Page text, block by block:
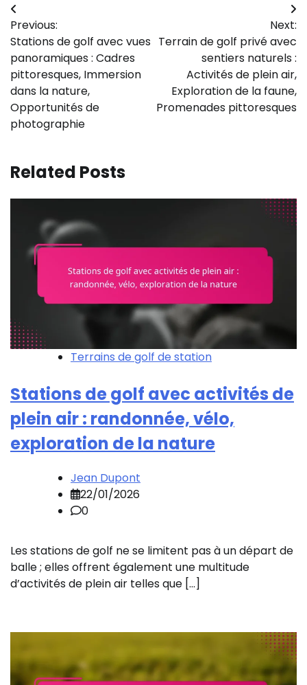
Post
navigation
Previous:
Stations de golf avec vues
panoramiques : Cadres
pittoresques, Immersion
dans la nature,
Opportunités de
photographie
Next:
Terrain de golf privé avec
sentiers naturels :
Activités de plein air,
Exploration de la faune,
Promenades pittoresques
Related Posts
Terrains de golf de station
Stations de golf avec activités de
plein air : randonnée, vélo,
exploration de la nature
Jean Dupont
22/01/2026
0
Les stations de golf ne se limitent pas à un départ de
balle ; elles offrent également une multitude
d’activités de plein air telles que […]